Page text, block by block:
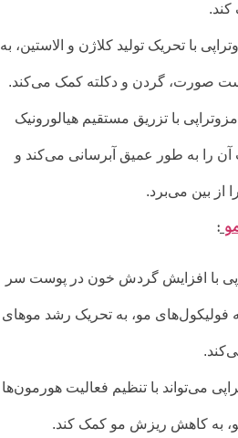
با تحریک تولید کلاژن و الاستین، به
گردن و دکلته کمک می‌کند.
با تزریق مستقیم هیالورونیک
به طور عمیق آبرسانی می‌کند و
بین می‌برد.
:
با افزایش گردش خون در پوست سر
مو، به تحریک رشد موهای
می‌تواند با تنظیم فعالیت هورمون‌ها
کاهش ریزش مو کمک کند.